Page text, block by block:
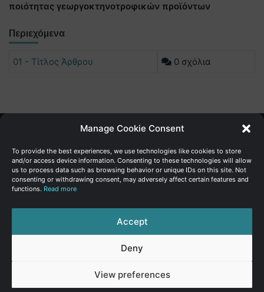
Manage Cookie Consent
To provide the best experiences, we use technologies like cookies to store
and/or access device information. Consenting to these technologies will allow
us to process data such as browsing behavior or unique IDs on this site. Not
consenting or withdrawing consent, may adversely affect certain features and
functions. Read more
Accept
Deny
View preferences
ποιότητας γεωργοκτηνοτροφικών προϊόντων
Περιεχόμενα
01 - Τίτλος Άρθρου 0 σχόλια
Γενική Διεύθυνση Ανάπτυξης
Υπουργείο Οικονομικών | Κυπριακή Δημοκρατία
Ιστ:
| Terms of use | Privacy Policy